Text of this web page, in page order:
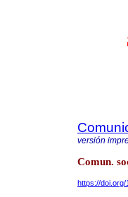
versión
Comun.
https://